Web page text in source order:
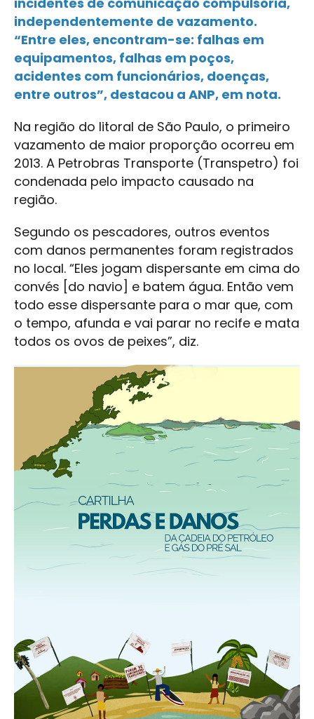
independentemente de vazamento.
“Entre eles, encontram-se: falhas em
equipamentos, falhas em poços,
acidentes com funcionários, doenças,
entre outros”, destacou a ANP, em nota.
Na região do litoral de São Paulo, o primeiro
vazamento de maior proporção ocorreu em
2013. A Petrobras Transporte (Transpetro) foi
condenada pelo impacto causado na
região.
Segundo os pescadores, outros eventos
com danos permanentes foram registrados
no local. “Eles jogam dispersante em cima do
convés [do navio] e batem água. Então vem
todo esse dispersante para o mar que, com
o tempo, afunda e vai parar no recife e mata
todos os ovos de peixes”, diz.